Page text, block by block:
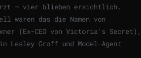
– vier blieben ersichtlich.
waren das die Namen von
(Ex-CEO von Victoria’s Secret),
Lesley Groff und Model-Agent